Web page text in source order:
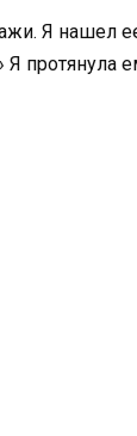
Я нашел
протянула